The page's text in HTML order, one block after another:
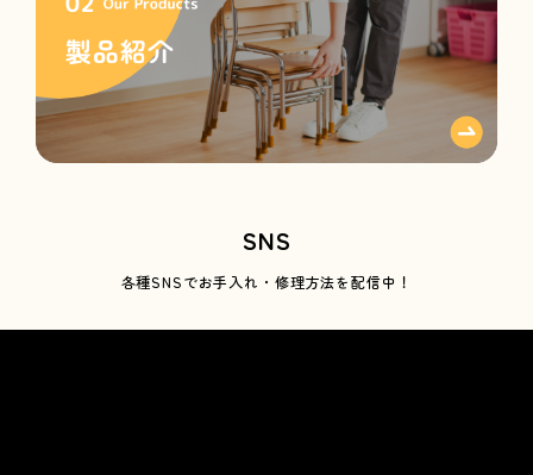
SNS
各種SNSでお手入れ・修理方法を配信中！